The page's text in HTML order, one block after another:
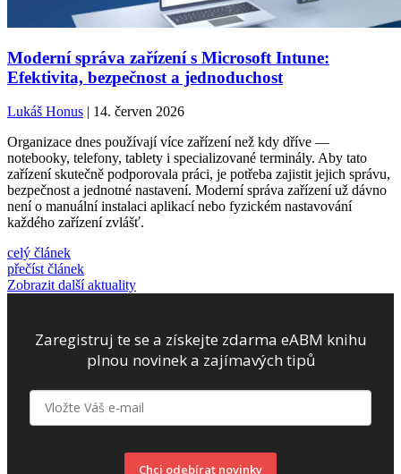
Moderní správa zařízení s Microsoft Intune:
Efektivita, bezpečnost a jednoduchost
Lukáš Honus | 14. červen 2026
Organizace dnes používají více zařízení než kdy dříve —
notebooky, telefony, tablety i specializované terminály. Aby tato
zařízení skutečně podporovala práci, je potřeba zajistit jejich správu,
bezpečnost a jednotné nastavení. Moderní správa zařízení už dávno
není o manuální instalaci aplikací nebo fyzickém nastavování
každého zařízení zvlášť.
celý článek
přečíst článek
Zobrazit další aktuality
Zaregistruj te se a získejte zdarma eABM knihu
plnou novinek a zajímavých tipů
Chci odebírat novinky